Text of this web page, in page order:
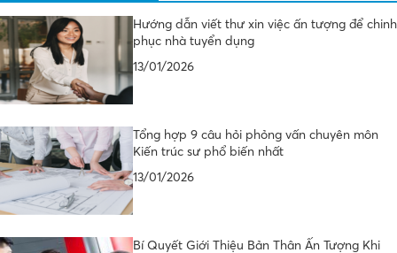
Hướng dẫn viết thư xin việc ấn tượng để chinh
phục nhà tuyển dụng
13/01/2026
Tổng hợp 9 câu hỏi phỏng vấn chuyên môn
Kiến trúc sư phổ biến nhất
13/01/2026
Bí Quyết Giới Thiệu Bản Thân Ấn Tượng Khi